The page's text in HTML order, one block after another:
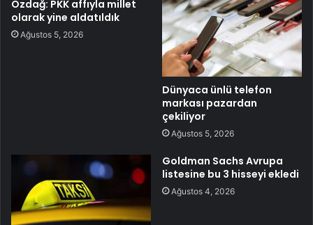
Özdağ: PKK affıyla millet
olarak yine aldatıldık
Ağustos 5, 2026
Dünyaca ünlü telefon
markası pazardan
çekiliyor
Ağustos 5, 2026
Goldman Sachs Avrupa
listesine bu 3 hisseyi ekledi
Ağustos 4, 2026